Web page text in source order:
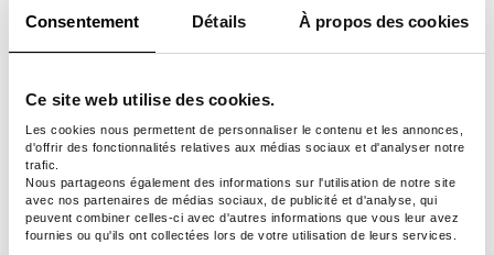
Consentement Détails À propos des cookies
Ce site web utilise des cookies.
Les cookies nous permettent de personnaliser le contenu et les annonces,
d'offrir des fonctionnalités relatives aux médias sociaux et d'analyser notre
trafic.
Nous partageons également des informations sur l'utilisation de notre site
avec nos partenaires de médias sociaux, de publicité et d'analyse, qui
peuvent combiner celles-ci avec d'autres informations que vous leur avez
fournies ou qu'ils ont collectées lors de votre utilisation de leurs services.
Types de
tâches
Enqu
micro
tâche
jeux,
offres
et
Sonda
rému
nérés
jeux
avec
réco
Enquê
mobil
tests
et
autre
Enquê
es de
ssion,
progr
amme